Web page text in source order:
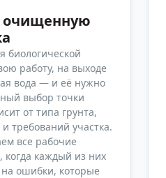
очищенную
биологической
работу, на выходе
вода — и её нужно
выбор точки
от типа грунта,
требований участка.
все рабочие
каждый из них
ошибки, которые